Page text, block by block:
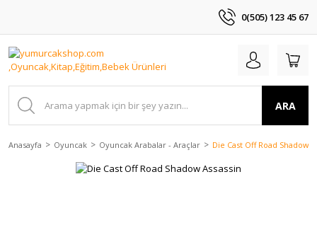
0(505) 123 45 67
ARA
Anasayfa Oyuncak Oyuncak Arabalar - Araçlar Die Cast Off Road Shadow